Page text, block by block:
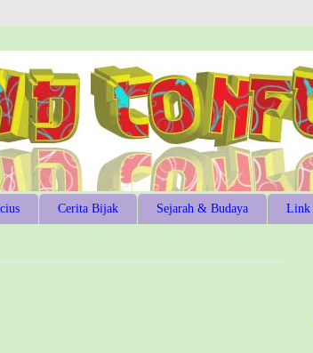
Cerita Bijak Sejarah & Budaya Link